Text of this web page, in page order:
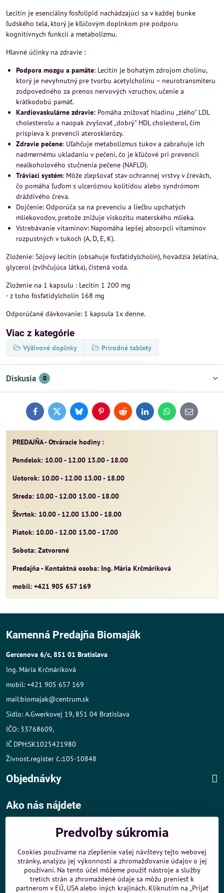
Lecitín je esenciálny fosfolipid nachádzajúci sa v každej bunke
ľudského tela, ktorý je kľúčovým doplnkom pre podporu
kognitívnych funkcií a metabolizmu.
Hlavné účinky na zdravie :
Podpora mozgu a pamäte: Lecitín je bohatým zdrojom cholínu,
ktorý je nevyhnutný pre tvorbu acetylcholínu – neurotransmiteru
zodpovedného za prenos nervových vzruchov, učenie a
krátkodobú pamäť.
Kardiovaskulárne zdravie: Pomáha znižovať hladinu „zlého" LDL
cholesterolu a naopak zvyšovať „dobrý" HDL cholesterol, čím
prispieva k prevencii aterosklerózy.
Zdravie pečene: Uľahčuje metabolizmus tukov a zabraňuje ich
nadmernému ukladaniu v pečeni, čo je kľúčové pri prevencii
nealkoholového stučnenia pečene (NAFLD).
Tráviaci systém: Môže zlepšovať stav ochrannej vrstvy v črevách,
čo pomáha ľuďom s ulceróznou kolitídou alebo syndrómom
dráždivého čreva.
Dojčenie: Odporúča sa na prevenciu a liečbu upchatých
mliekovodov, pretože znižuje viskozitu materského mlieka.
Vstrebávanie vitamínov: Napomáha lepšej absorpcii vitamínov
rozpustných v tukoch (A, D, E, K).
Zloženie: Sójový lecitín (obsahuje fosfatidylcholín), hovädzia želatína,
glycerol (zvlhčujúca látka), čistená voda.
Zloženie na 1 kapsulu : Lecitín 1 200 mg
- z toho fosfatidylcholín 168 mg
Odporúčané dávkovanie: 1 kapsula 1x denne.
Viac z kategórie
Výživové doplnky Prírodné tablety
Diskusia 0
FacebookTwitterBlueskyPinterestReddit LinkedInWhatsApp
E-
mail
PREDAJŇA - Otváracie hodiny :
Pondelok: 10.00 - 12.00 13.00 - 18.00
Uotorok: 10.00 - 12.00 13.00 - 18.00
Streda: 10.00 - 12.00 13.00 - 18.00
Štvrtok: 10.00 - 12.00 13.00 - 18.00
Piatok: 10.00 - 12.00 13.00 - 17.00
Sobota: Zatvorené
Predajňa - Kontaktná osoba: Ing. Mária Krčmáriková
mobil: +421 905 657 169
Kamenná Predajňa Biomaják
Gercenova 6/c, 851 01 Bratislava
Ing. Mária Krčmáriková
mobil: +421 905 657 169
mail:biomajak@centrum.sk
Sídlo: A.Gwerkovej 19, 851 04 Bratislava
IČO: 33768609,
IČ DPH:SK1025421980
Živnost.register č.:105-10848
Objednávky
Ako nás nájdete
- v tesnej blízkosti diaľničného obchvatu
- dobré parkovacie možnosti 40 m od predajne
MHD:
- 200 m od zastávky MHD Záporožská - autobusy č. 80 a 88
- 250 m od zastávky MHD ŽST Petržalka - autobus 99
Predvoľby súkromia
Cookies používame na zlepšenie vašej návštevy tejto webovej
stránky, analýzu jej výkonnosti a zhromažďovanie údajov o jej
používaní. Na tento účel môžeme použiť nástroje a služby
tretích strán a zhromaždené údaje sa môžu preniesť k
partnerom v EÚ, USA alebo iných krajinách. Kliknutím na „Prijať